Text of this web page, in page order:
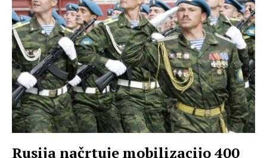
Rusija načrtuje mobilizacijo 400